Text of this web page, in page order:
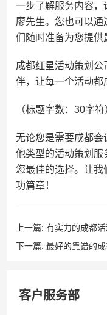
一步了解服务内容，
廖先生。您也可以
们随时准备为您提供
成都红星活动策划
伴，让每一个活动都
（标题字数：30字符
无论您是需要成都会
他类型的活动策划服
您最佳的选择。让我
功篇章！
上一篇: 有实力的成都
网|成都活动执行招聘信
下一篇: 最好的靠谱的
客户服务部